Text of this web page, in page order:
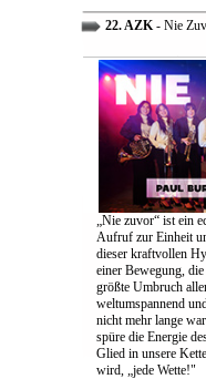
22. AZK- Nie
„Nie zuvor“ ist ein
Aufruf zur Einheit
dieser kraftvollen
einer Bewegung,
größte Umbruch
weltumspannend
nicht mehr lange
spüre die Energie
Glied in unsere
wird, „jede Wette!"